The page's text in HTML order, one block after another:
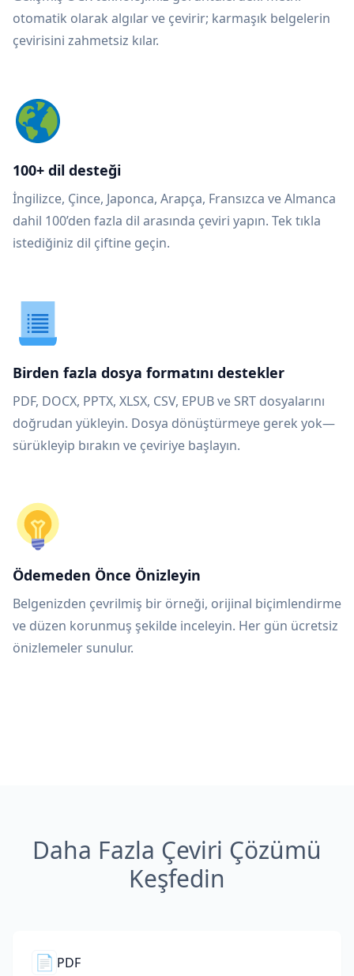
otomatik olarak algılar ve çevirir; karmaşık belgelerin
çevirisini zahmetsiz kılar.
100+ dil desteği
İngilizce, Çince, Japonca, Arapça, Fransızca ve Almanca
dahil 100’den fazla dil arasında çeviri yapın. Tek tıkla
istediğiniz dil çiftine geçin.
Birden fazla dosya formatını destekler
PDF, DOCX, PPTX, XLSX, CSV, EPUB ve SRT dosyalarını
doğrudan yükleyin. Dosya dönüştürmeye gerek yok—
sürükleyip bırakın ve çeviriye başlayın.
Ödemeden Önce Önizleyin
Belgenizden çevrilmiş bir örneği, orijinal biçimlendirme
ve düzen korunmuş şekilde inceleyin. Her gün ücretsiz
önizlemeler sunulur.
Daha Fazla Çeviri Çözümü
Keşfedin
📄 PDF